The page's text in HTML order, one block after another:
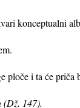
konceptualni
ploče i ta će
(Dž. 147).